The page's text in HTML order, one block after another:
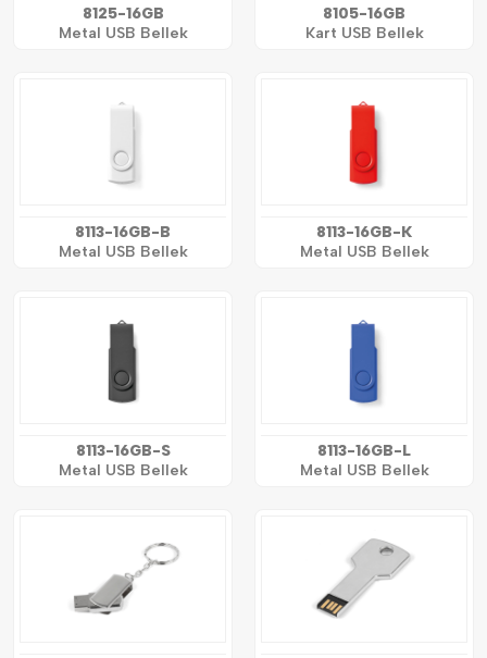
8125-16GB
Metal USB Bellek
8105-16GB
Kart USB Bellek
8113-16GB-B
Metal USB Bellek
8113-16GB-K
Metal USB Bellek
8113-16GB-S
Metal USB Bellek
8113-16GB-L
Metal USB Bellek